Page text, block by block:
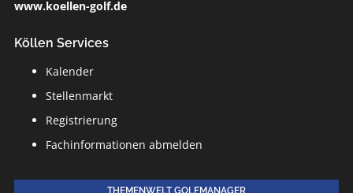
www.koellen-golf.de
Köllen Services
Kalender
Stellenmarkt
Registrierung
Fachinformationen abmelden
THEMENWELT GOLFMANAGER